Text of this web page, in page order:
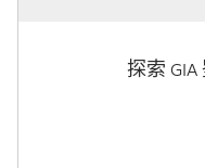
探索